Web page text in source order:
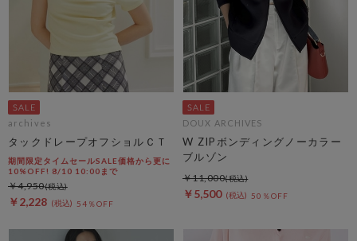
archives
タックドレープオフショルＣＴ
期間限定タイムセールSALE価格から更に
10%OFF! 8/10 10:00まで
￥2,228 54％OFF
￥4,950
DOUX ARCHIVES
W ZIPボンディングノーカラー
ブルゾン
￥5,500 50％OFF
￥11,000